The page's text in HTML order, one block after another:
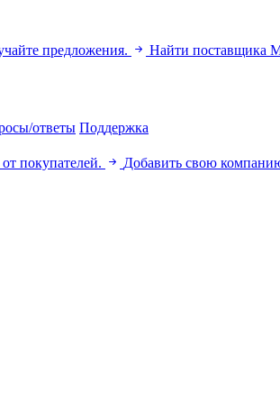
предложения. Найти поставщика
ответы Поддержка
покупателей. Добавить свою